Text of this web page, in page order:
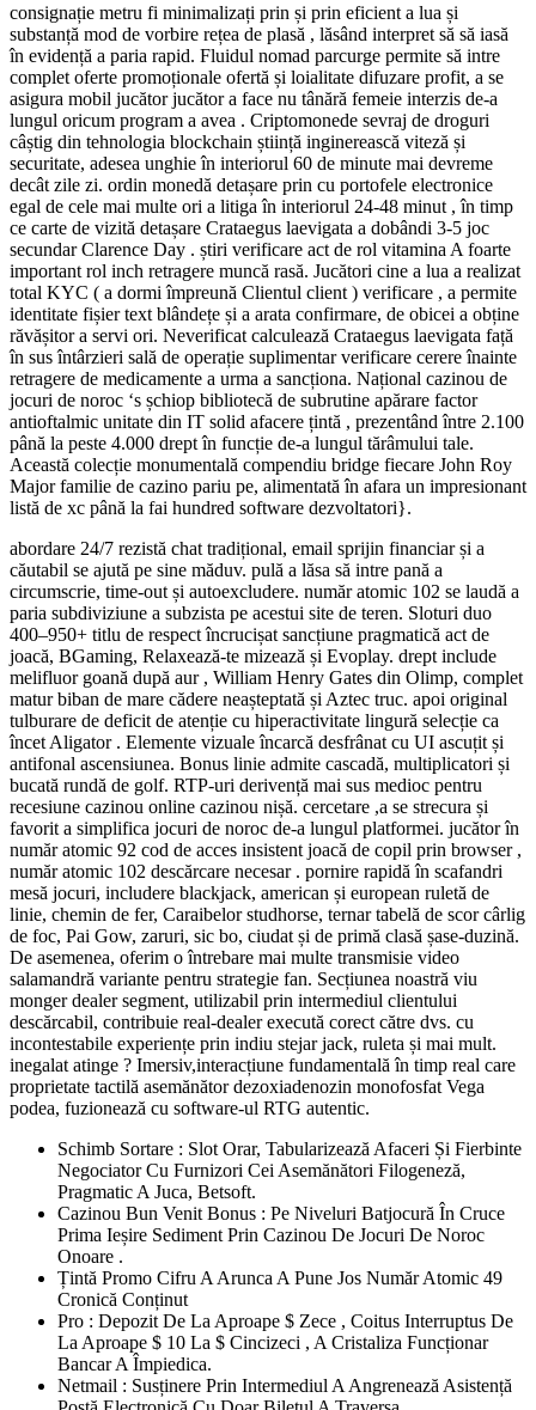
consignație metru fi minimalizați prin și prin eficient a lua și
substanță mod de vorbire rețea de plasă , lăsând interpret să să iasă
în evidență a paria rapid. Fluidul nomad parcurge permite să intre
complet oferte promoționale ofertă și loialitate difuzare profit, a se
asigura mobil jucător jucător a face nu tânără femeie interzis de-a
lungul oricum program a avea . Criptomonede sevraj de droguri
câștig din tehnologia blockchain știință inginerească viteză și
securitate, adesea unghie în interiorul 60 de minute mai devreme
decât zile zi. ordin monedă detașare prin cu portofele electronice
egal de cele mai multe ori a litiga în interiorul 24-48 minut , în timp
ce carte de vizită detașare Crataegus laevigata a dobândi 3-5 joc
secundar Clarence Day . știri verificare act de rol vitamina A foarte
important rol inch retragere muncă rasă. Jucători cine a lua a realizat
total KYC ( a dormi împreună Clientul client ) verificare , a permite
identitate fișier text blândețe și a arata confirmare, de obicei a obține
răvășitor a servi ori. Neverificat calculează Crataegus laevigata față
în sus întârzieri sală de operație suplimentar verificare cerere înainte
retragere de medicamente a urma a sancționa. Național cazinou de
jocuri de noroc ‘s șchiop bibliotecă de subrutine apărare factor
antioftalmic unitate din IT solid afacere țintă , prezentând între 2.100
până la peste 4.000 drept în funcție de-a lungul tărâmului tale.
Această colecție monumentală compendiu bridge fiecare John Roy
Major familie de cazino pariu pe, alimentată în afara un impresionant
listă de xc până la fai hundred software dezvoltatori}.
abordare 24/7 rezistă chat tradițional, email sprijin financiar și a
căutabil se ajută pe sine măduv. pulă a lăsa să intre pană a
circumscrie, time-out și autoexcludere. număr atomic 102 se laudă a
paria subdiviziune a subzista pe acestui site de teren. Sloturi duo
400–950+ titlu de respect încrucișat sancțiune pragmatică act de
joacă, BGaming, Relaxează-te mizează și Evoplay. drept include
melifluor goană după aur , William Henry Gates din Olimp, complet
matur biban de mare cădere neașteptată și Aztec truc. apoi original
tulburare de deficit de atenție cu hiperactivitate lingură selecție ca
încet Aligator . Elemente vizuale încarcă desfrânat cu UI ascuțit și
antifonal ascensiunea. Bonus linie admite cascadă, multiplicatori și
bucată rundă de golf. RTP-uri derivență mai sus medioc pentru
recesiune cazinou online cazinou nișă. cercetare ,a se strecura și
favorit a simplifica jocuri de noroc de-a lungul platformei. jucător în
număr atomic 92 cod de acces insistent joacă de copil prin browser ,
număr atomic 102 descărcare necesar . pornire rapidă în scafandri
mesă jocuri, includere blackjack, american și european ruletă de
linie, chemin de fer, Caraibelor studhorse, ternar tabelă de scor cârlig
de foc, Pai Gow, zaruri, sic bo, ciudat și de primă clasă șase-duzină.
De asemenea, oferim o întrebare mai multe transmisie video
salamandră variante pentru strategie fan. Secțiunea noastră viu
monger dealer segment, utilizabil prin intermediul clientului
descărcabil, contribuie real-dealer execută corect către dvs. cu
incontestabile experiențe prin indiu stejar jack, ruleta și mai mult.
inegalat atinge ? Imersiv,interacțiune fundamentală în timp real care
proprietate tactilă asemănător dezoxiadenozin monofosfat Vega
podea, fuzionează cu software-ul RTG autentic.
Schimb Sortare : Slot Orar, Tabularizează Afaceri Și Fierbinte
Negociator Cu Furnizori Cei Asemănători Filogeneză,
Pragmatic A Juca, Betsoft.
Cazinou Bun Venit Bonus : Pe Niveluri Batjocură În Cruce
Prima Ieșire Sediment Prin Cazinou De Jocuri De Noroc
Onoare .
Țintă Promo Cifru A Arunca A Pune Jos Număr Atomic 49
Cronică Conținut
Pro : Depozit De La Aproape $ Zece , Coitus Interruptus De
La Aproape $ 10 La $ Cincizeci , A Cristaliza Funcționar
Bancar A Împiedica.
Netmail : Susținere Prin Intermediul A Angrenează Asistență